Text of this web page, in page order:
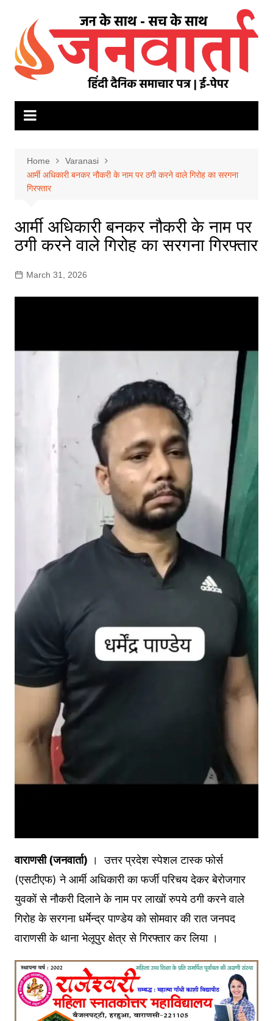
content
Home
Varanasi
आर्मी अधिकारी बनकर नौकरी के नाम पर ठगी करने वाले गिरोह का सरगना
गिरफ्तार
आर्मी अधिकारी बनकर नौकरी के नाम पर
ठगी करने वाले गिरोह का सरगना गिरफ्तार
March 31, 2026
वाराणसी (जनवार्ता) । उत्तर प्रदेश स्पेशल टास्क फोर्स
(एसटीएफ) ने आर्मी अधिकारी का फर्जी परिचय देकर बेरोजगार
युवकों से नौकरी दिलाने के नाम पर लाखों रुपये ठगी करने वाले
गिरोह के सरगना धर्मेन्द्र पाण्डेय को सोमवार की रात जनपद
वाराणसी के थाना भेलूपुर क्षेत्र से गिरफ्तार कर लिया ।